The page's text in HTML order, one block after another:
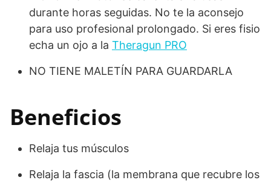
durante horas seguidas. No te la aconsejo
para uso profesional prolongado. Si eres fisio
echa un ojo a la Theragun PRO
NO TIENE MALETÍN PARA GUARDARLA
Beneficios
Relaja tus músculos
Relaja la fascia (la membrana que recubre los